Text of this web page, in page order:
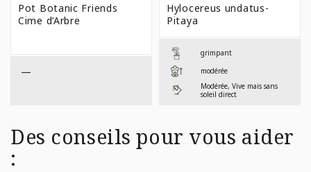
Pot Botanic Friends
Cime d’Arbre
—
Hylocereus undatus-
Pitaya
grimpant
modérée
Modérée, Vive mais sans
soleil direct
Des conseils pour vous aider
: